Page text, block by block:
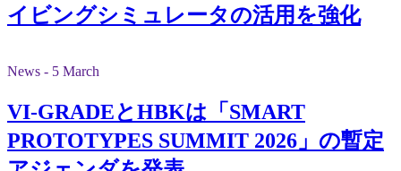
イビングシミュレータの活用を強化
News - 5 March
VI-GRADEとHBKは「SMART
PROTOTYPES SUMMIT 2026」の暫定